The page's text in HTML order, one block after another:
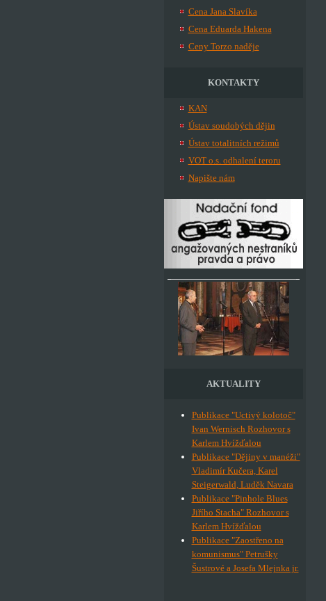
Cena Jana Slavíka
Cena Eduarda Hakena
Ceny Torzo naděje
KONTAKTY
KAN
Ústav soudobých dějin
Ústav totalitních režimů
VOT o.s. odhalení teroru
Napište nám
AKTUALITY
Publikace "Uctivý kolotoč"
Ivan Wernisch Rozhovor s
Karlem Hvížďalou
Publikace "Dějiny v manéži"
Vladimír Kučera, Karel
Steigerwald, Luděk Navara
Publikace "Pinhole Blues
Jiřího Stacha" Rozhovor s
Karlem Hvížďalou
Publikace "Zaostřeno na
komunismus" Petrušky
Šustrové a Josefa Mlejnka jr.